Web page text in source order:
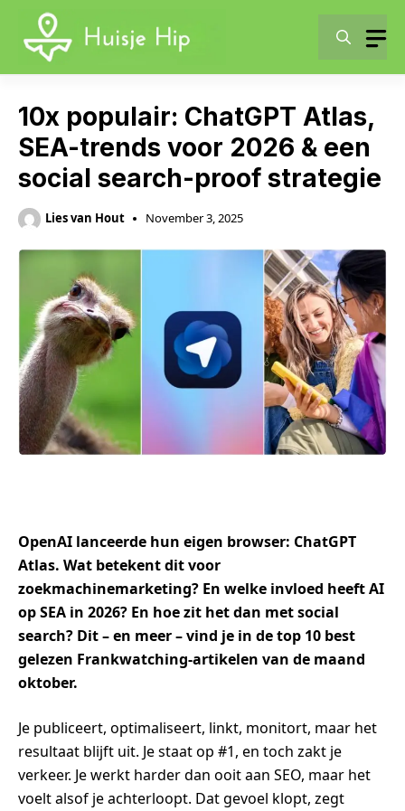
content
10x populair: ChatGPT Atlas,
SEA-trends voor 2026 & een
social search-proof strategie
Lies van Hout November 3, 2025
OpenAI lanceerde hun eigen browser: ChatGPT
Atlas. Wat betekent dit voor
zoekmachinemarketing? En welke invloed heeft AI
op SEA in 2026? En hoe zit het dan met social
search? Dit – en meer – vind je in de top 10 best
gelezen Frankwatching-artikelen van de maand
oktober.
Je publiceert, optimaliseert, linkt, monitort, maar het
resultaat blijft uit. Je staat op #1, en toch zakt je
verkeer. Je werkt harder dan ooit aan SEO, maar het
voelt alsof je achterloopt. Dat gevoel klopt, zegt